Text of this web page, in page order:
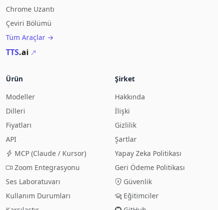
Chrome Uzantı
Çeviri Bölümü
Tüm Araçlar →
TTS.ai
Ürün
Modeller
Dilleri
Fiyatları
API
MCP (Claude / Kursor)
Zoom Entegrasyonu
Ses Laboratuvarı
Kullanım Durumları
Şirket
Hakkında
İlişki
Gizlilik
Şartlar
Yapay Zeka Politikası
Geri Ödeme Politikası
Güvenlik
Eğitimciler